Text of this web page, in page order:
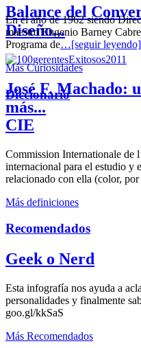
Balance del
Diseño...
José F. Machado:
más...
En el año de 1962 siendo
maestro Eugenio Barney
Programa de…[seguir leyendo]
Más Curiosidades
Diccionario
CIE
Commission Internationale de
internacional para el estudio y
relacionado con ella (color,
Más definiciones
Recomendados
Geek o Nerd
Esta infografía nos ayuda a
personalidades y finalmente
goo.gl/kkSaS
Más Recomendados